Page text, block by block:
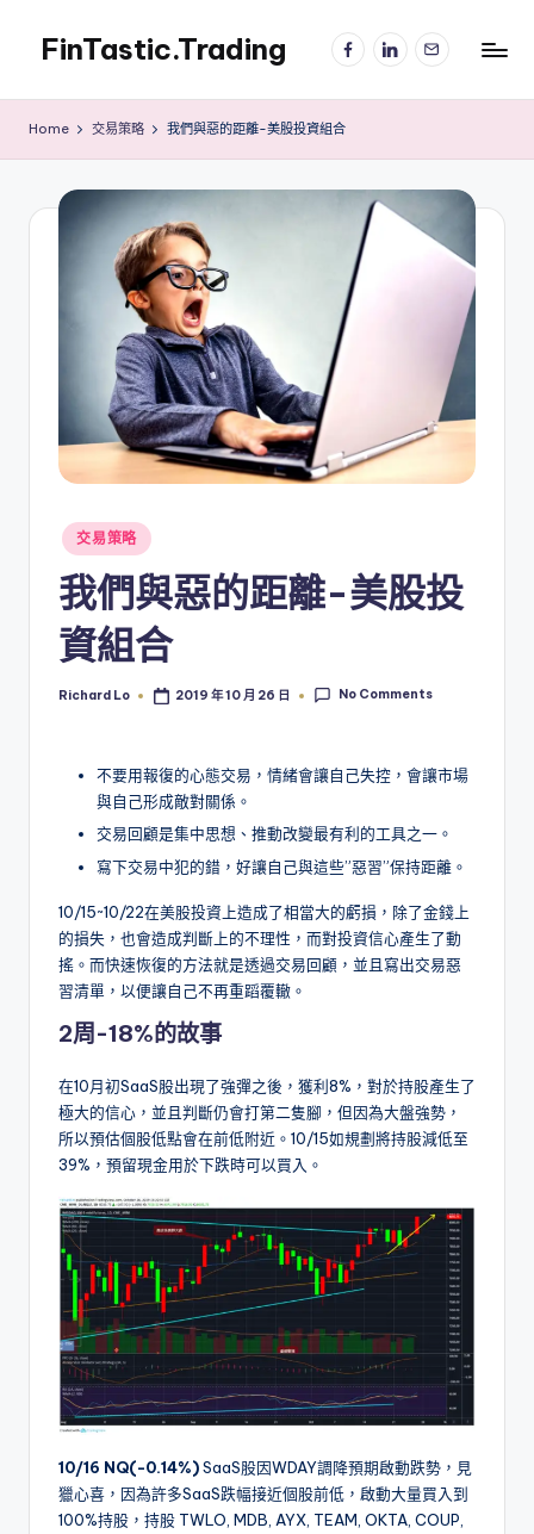
content
FinTastic.Trading
美
FacebookLinkedIn
電
子
Home 交易策略 我們與惡的距離-美股投資組合
Posted
in
交易策略
我們與惡的距離-美股投
資組合
Posted
Richard Lo 2019 年 10 月 26 日 No Comments
不要用報復的心態交易，情緒會讓自己失控，會讓市場
與自己形成敵對關係。
交易回顧是集中思想、推動改變最有利的工具之一。
寫下交易中犯的錯，好讓自己與這些”惡習”保持距離。
10/15~10/22在美股投資上造成了相當大的虧損，除了金錢上
的損失，也會造成判斷上的不理性，而對投資信心產生了動
搖。而快速恢復的方法就是透過交易回顧，並且寫出交易惡
習清單，以便讓自己不再重蹈覆轍。
2周-18%的故事
在10月初SaaS股出現了強彈之後，獲利8%，對於持股產生了
極大的信心，並且判斷仍會打第二隻腳，但因為大盤強勢，
所以預估個股低點會在前低附近。10/15如規劃將持股減低至
39%，預留現金用於下跌時可以買入。
10/16 NQ(-0.14%)SaaS股因WDAY調降預期啟動跌勢，見
獵心喜，因為許多SaaS跌幅接近個股前低，啟動大量買入到
100%持股，持股 TWLO, MDB, AYX, TEAM, OKTA, COUP,